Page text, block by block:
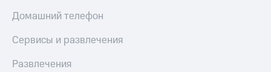
Домашний телефон
Сервисы и развлечения
Развлечения